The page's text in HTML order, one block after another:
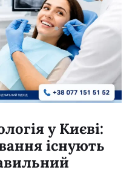
у Києві:
існують